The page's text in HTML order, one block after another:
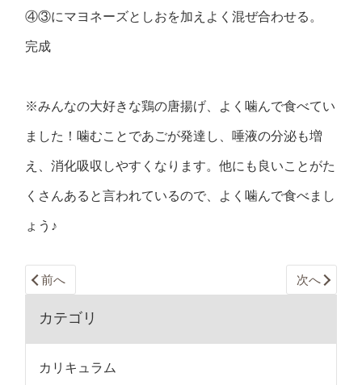
④③にマヨネーズとしおを加えよく混ぜ合わせる。
完成
※みんなの大好きな鶏の唐揚げ、よく噛んで食べてい
ました！噛むことであごが発達し、唾液の分泌も増
え、消化吸収しやすくなります。他にも良いことがた
くさんあると言われているので、よく噛んで食べまし
ょう♪
前へ 次へ
カテゴリ
カリキュラム